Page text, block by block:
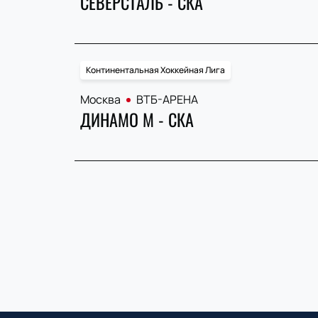
Континентальная Хоккейная Лига
Москва ВТБ-АРЕНА
ДИНАМО М - СКА